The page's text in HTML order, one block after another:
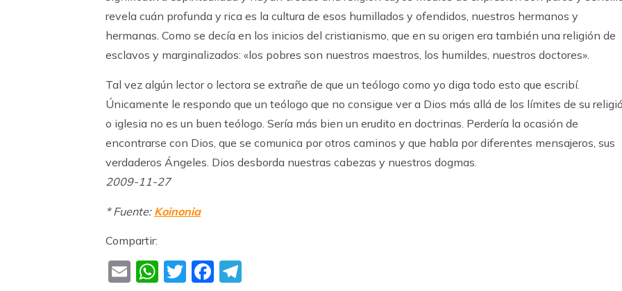
revela cuán profunda y rica es la cultura de esos humillados y ofendidos, nuestros hermanos y
hermanas. Como se decía en los inicios del cristianismo, que en su origen era también una religión de
esclavos y marginalizados: «los pobres son nuestros maestros, los humildes, nuestros doctores».
Tal vez algún lector o lectora se extrañe de que un teólogo como yo diga todo esto que escribí.
Únicamente le respondo que un teólogo que no consigue ver a Dios más allá de los límites de su
o iglesia no es un buen teólogo. Sería más bien un erudito en doctrinas. Perdería la ocasión de
encontrarse con Dios, que se comunica por otros caminos y que habla por diferentes mensajeros, sus
verdaderos Ángeles. Dios desborda nuestras cabezas y nuestros dogmas.
2009-11-27
* Fuente: Koinonia
Compartir:
EmailWhatsApp
TwitterFacebook